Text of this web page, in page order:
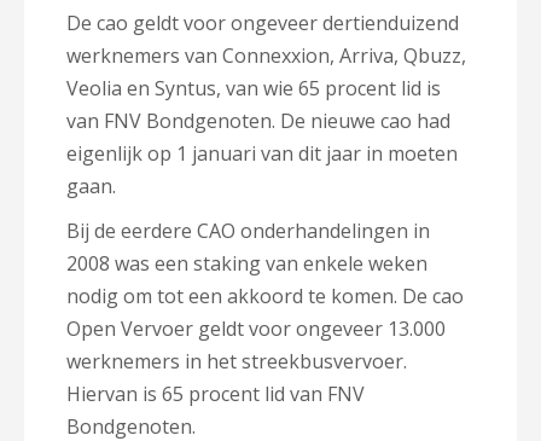
De cao geldt voor ongeveer dertienduizend
werknemers van Connexxion, Arriva, Qbuzz,
Veolia en Syntus, van wie 65 procent lid is
van FNV Bondgenoten. De nieuwe cao had
eigenlijk op 1 januari van dit jaar in moeten
gaan.
Bij de eerdere CAO onderhandelingen in
2008 was een staking van enkele weken
nodig om tot een akkoord te komen. De cao
Open Vervoer geldt voor ongeveer 13.000
werknemers in het streekbusvervoer.
Hiervan is 65 procent lid van FNV
Bondgenoten.